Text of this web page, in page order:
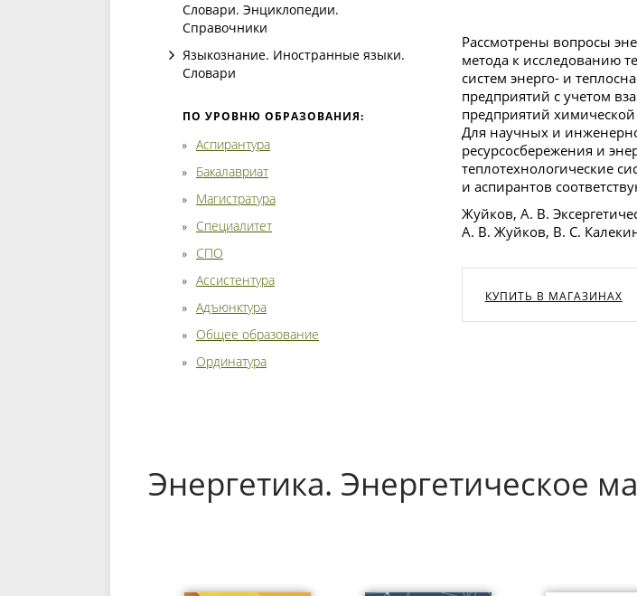
Словари. Энциклопедии.
Справочники
Языкознание. Иностранные языки.
Словари
ПО УРОВНЮ ОБРАЗОВАНИЯ:
Аспирантура
Бакалавриат
Магистратура
Специалитет
СПО
Ассистентура
Адъюнктура
Общее образование
Ординатура
Рассмотрены вопросы
метода к исследованию
систем энерго- и
предприятий с учетом
предприятий химической
Для научных и
ресурсосбережения и
теплотехнологические
и аспирантов
Жуйков, А. В.
А. В. Жуйков, В. С.
КУПИТЬ В МАГАЗИНАХ
Энергетика. Энергетическое